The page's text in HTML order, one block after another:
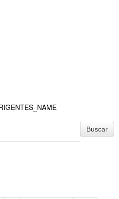
Buscar